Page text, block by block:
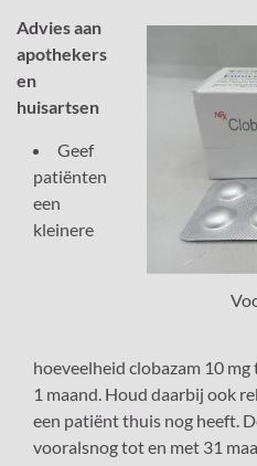
Advies aan
apothekers
en
huisartsen
Geef
patiënten
een
kleinere
hoeveelheid clobazam 10
1 maand. Houd daarbij ook
een patiënt thuis nog heeft.
vooralsnog tot en met 31